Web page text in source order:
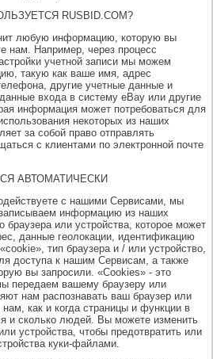
RUSBID.COM?
любую информацию, которую вы
нам. Например, через процесс
учетной записи мы можем
такую ​​как ваше имя, адрес
другие учетные данные и
входа в систему eBay или другие
информация может потребоваться для
некоторых из наших
за собой право отправлять
с клиентами по электронной почте
АВТОМАТИЧЕСКИ
с нашими Сервисами, мы
информацию из наших
браузера или устройства, которое может
данные геолокации, идентификацию
тип браузера и / или устройство,
доступа к нашим Сервисам, а также
вы запросили. «Cookies» - это
передаем вашему браузеру или
нам распознавать ваш браузер или
нам, как и когда страницы и функции в
и сколько людей. Вы можете изменить
устройства, чтобы предотвратить или
куки-файлами.